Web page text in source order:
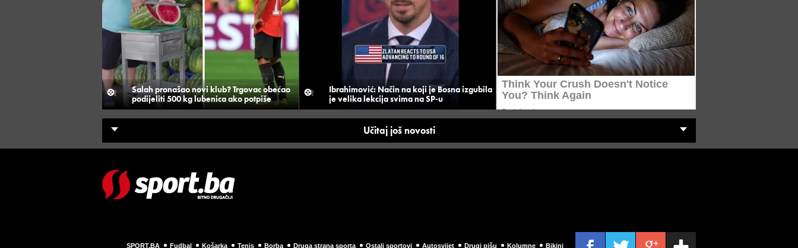
Salah pronašao novi klub? Trgovac obećao
podijeliti 500 kg lubenica ako potpiše
Ibrahimović: Način na koji je Bosna izgubila
je velika lekcija svima na SP-u
Učitaj još novosti
SPORT.BA Fudbal Košarka Tenis Borba Druga strana sporta Ostali sportovi Autosvijet Drugi pišu Kolumne Bikini